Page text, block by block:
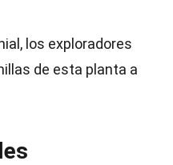
los exploradores
de esta planta a